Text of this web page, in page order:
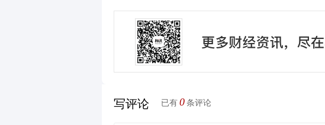
写评论 已有 0 条评论